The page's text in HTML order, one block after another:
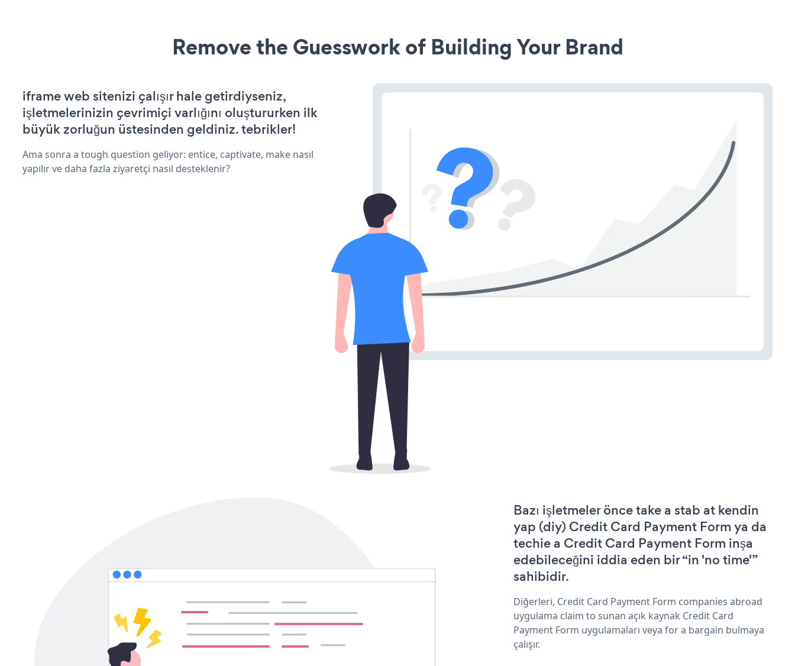
Remove the Guesswork of Building Your Brand
iframe web sitenizi çalışır hale getirdiyseniz,
işletmelerinizin çevrimiçi varlığını oluştururken ilk
büyük zorluğun üstesinden geldiniz. tebrikler!
Ama sonra a tough question geliyor: entice, captivate, make nasıl
yapılır ve daha fazla ziyaretçi nasıl desteklenir?
Bazı işletmeler önce take a stab at kendin
yap (diy) Credit Card Payment Form ya da
techie a Credit Card Payment Form inşa
edebileceğini iddia eden bir “in 'no time'”
sahibidir.
Diğerleri, Credit Card Payment Form companies abroad
uygulama claim to sunan açık kaynak Credit Card
Payment Form uygulamaları veya for a bargain bulmaya
çalışır.